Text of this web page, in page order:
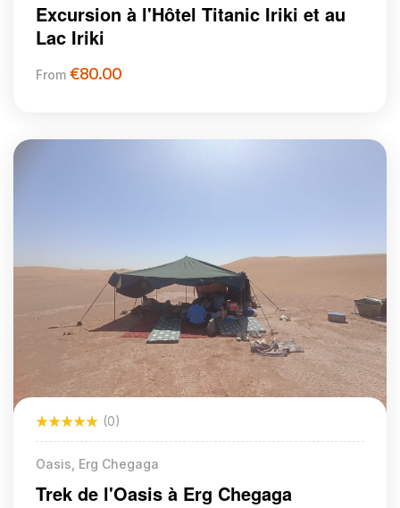
Excursion à l'Hôtel Titanic Iriki et au
Lac Iriki
From €80.00
(0)
Oasis, Erg Chegaga
Trek de l'Oasis à Erg Chegaga